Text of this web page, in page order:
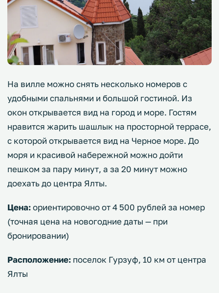
На вилле можно снять несколько номеров с
удобными спальнями и большой гостиной. Из
окон открывается вид на город и море. Гостям
нравится жарить шашлык на просторной террасе,
с которой открывается вид на Черное море. До
моря и красивой набережной можно дойти
пешком за пару минут, а за 20 минут можно
доехать до центра Ялты.
Цена:ориентировочно от 4 500 рублей за номер
(точная цена на новогодние даты — при
бронировании)
Расположение: поселок Гурзуф, 10 км от центра
Ялты